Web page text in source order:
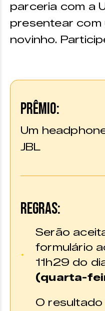
parceria com a
presentear com
novinho.
PRÊMIO:
Um
JBL
REGRAS:
Serão
formulário
11h29 do
(quarta-
O